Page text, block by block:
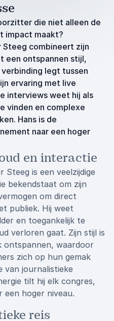
die niet alleen de
impact maakt?
Steeg combineert zijn
een ontspannen stijl,
legt tussen
ervaring met live
interviews weet hij als
vinden en complexe
Hans is de
naar een hoger
en interactie
is een veelzijdige
bekendstaat om zijn
om direct
publiek. Hij weet
en toegankelijk te
verloren gaat. Zijn stijl is
ontspannen, waardoor
zich op hun gemak
van journalistieke
tilt hij elk congres,
een hoger niveau.
reis